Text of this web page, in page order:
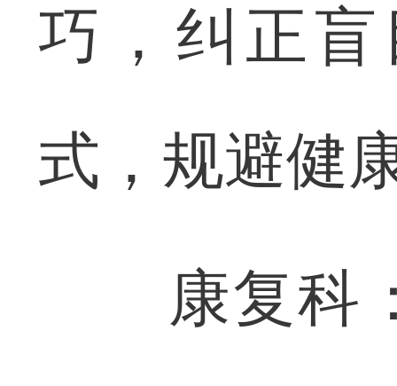
巧，纠正
式，规避健
康复科：